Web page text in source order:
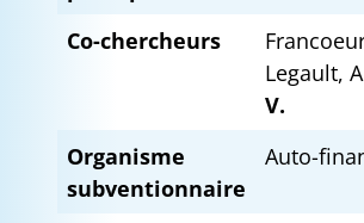
Co-chercheurs
Legault,
V.
Organisme
subventionnaire
Auto-